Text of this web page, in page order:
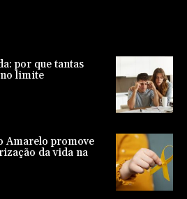
por que tantas
limite
Amarelo promove
da vida na